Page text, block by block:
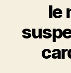
le